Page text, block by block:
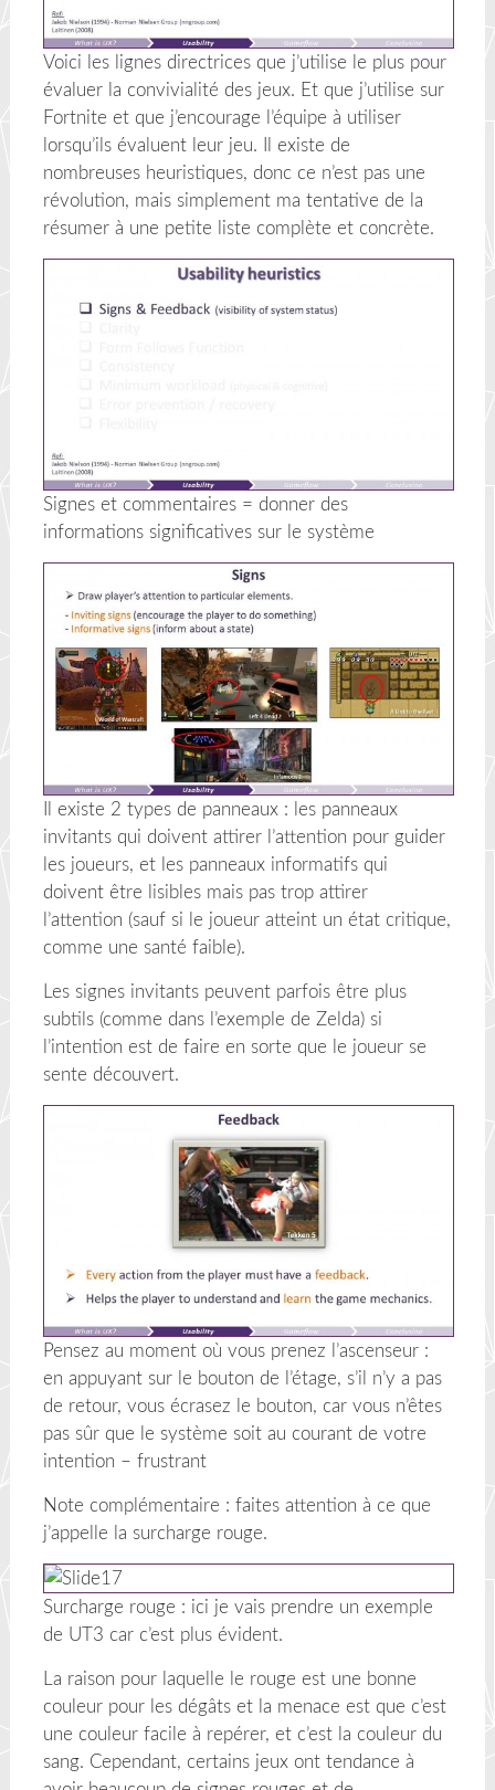
Voici les lignes directrices que j’utilise le plus pour
évaluer la convivialité des jeux. Et que j’utilise sur
Fortnite et que j’encourage l’équipe à utiliser
lorsqu’ils évaluent leur jeu. Il existe de
nombreuses heuristiques, donc ce n’est pas une
révolution, mais simplement ma tentative de la
résumer à une petite liste complète et concrète.
Signes et commentaires = donner des
informations significatives sur le système
Il existe 2 types de panneaux : les panneaux
invitants qui doivent attirer l’attention pour guider
les joueurs, et les panneaux informatifs qui
doivent être lisibles mais pas trop attirer
l’attention (sauf si le joueur atteint un état critique,
comme une santé faible).
Les signes invitants peuvent parfois être plus
subtils (comme dans l’exemple de Zelda) si
l’intention est de faire en sorte que le joueur se
sente découvert.
Pensez au moment où vous prenez l’ascenseur :
en appuyant sur le bouton de l’étage, s’il n’y a pas
de retour, vous écrasez le bouton, car vous n’êtes
pas sûr que le système soit au courant de votre
intention – frustrant
Note complémentaire : faites attention à ce que
j’appelle la surcharge rouge.
Surcharge rouge : ici je vais prendre un exemple
de UT3 car c’est plus évident.
La raison pour laquelle le rouge est une bonne
couleur pour les dégâts et la menace est que c’est
une couleur facile à repérer, et c’est la couleur du
sang. Cependant, certains jeux ont tendance à